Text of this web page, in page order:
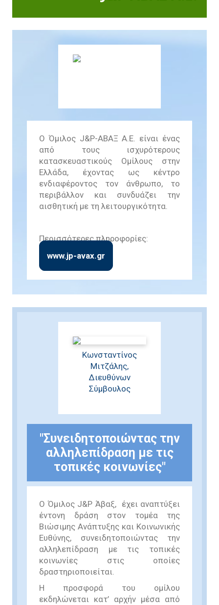
Βιωσιμότητας
Ο Όμιλος J&P-ΑΒΑΞ Α.Ε. είναι ένας
από τους ισχυρότερους
κατασκευαστικούς Ομίλους στην
Ελλάδα, έχοντας ως κέντρο
ενδιαφέροντος τον άνθρωπο, το
περιβάλλον και συνδυάζει την
αισθητική με τη λειτουργικότητα.
Περισσότερες πληροφορίες:
www.jp-avax.gr
Κωνσταντίνος
Μιτζάλης,
Διευθύνων
Σύμβουλος
"Συνειδητοποιώντας την
αλληλεπίδραση με τις
τοπικές κοινωνίες"
Ο Όμιλος J&P Άβαξ, έχει αναπτύξει
έντονη δράση στον τομέα της
Βιώσιμης Ανάπτυξης και Κοινωνικής
Ευθύνης, συνειδητοποιώντας την
αλληλεπίδραση με τις τοπικές
κοινωνίες στις οποίες
δραστηριοποιείται.
Η προσφορά του ομίλου
εκδηλώνεται κατ’ αρχήν μέσα από